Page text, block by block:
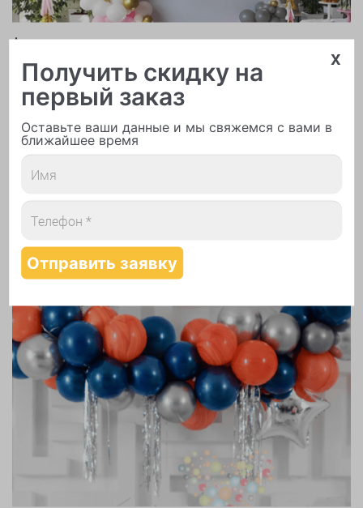
Арки и гирлянды из шаров
Надутие шаров гелием
x
Получить скидку на
первый заказ
Оставьте ваши данные и мы свяжемся с вами в
ближайшее время